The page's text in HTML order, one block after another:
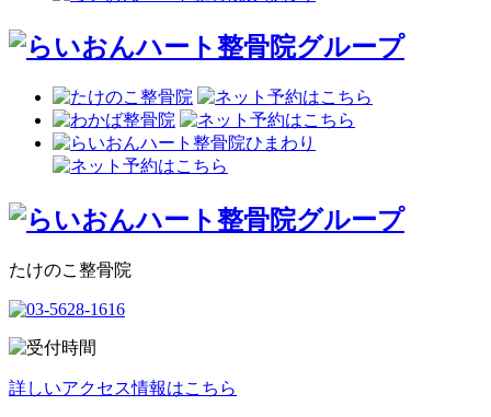
たけのこ整骨院
詳しいアクセス情報はこちら